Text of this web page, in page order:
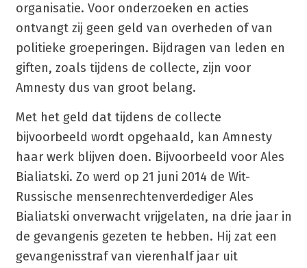
organisatie. Voor onderzoeken en acties
ontvangt zij geen geld van overheden of van
politieke groeperingen. Bijdragen van leden en
giften, zoals tijdens de collecte, zijn voor
Amnesty dus van groot belang.
Met het geld dat tijdens de collecte
bijvoorbeeld wordt opgehaald, kan Amnesty
haar werk blijven doen. Bijvoorbeeld voor Ales
Bialiatski. Zo werd op 21 juni 2014 de Wit-
Russische mensenrechtenverdediger Ales
Bialiatski onverwacht vrijgelaten, na drie jaar in
de gevangenis gezeten te hebben. Hij zat een
gevangenisstraf van vierenhalf jaar uit